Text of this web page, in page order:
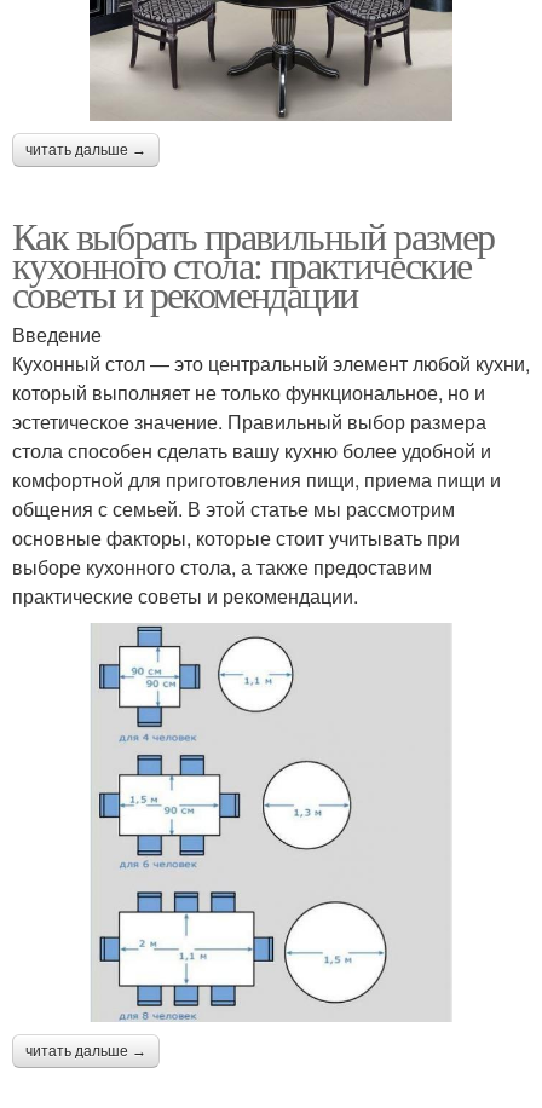
читать дальше →
Как выбрать правильный размер
кухонного стола: практические
советы и рекомендации
Введение
Кухонный стол — это центральный элемент любой кухни,
который выполняет не только функциональное, но и
эстетическое значение. Правильный выбор размера
стола способен сделать вашу кухню более удобной и
комфортной для приготовления пищи, приема пищи и
общения с семьей. В этой статье мы рассмотрим
основные факторы, которые стоит учитывать при
выборе кухонного стола, а также предоставим
практические советы и рекомендации.
читать дальше →